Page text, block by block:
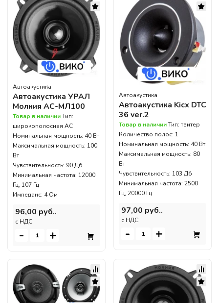
Автоакустика
Автоакустика УРАЛ
Молния АС-МЛ100
Товар в наличииТип:
широкополосная АС
Номинальная мощность: 40 Вт
Максимальная мощность: 100
Вт
Чувствительность: 90 Дб
Минимальная частота: 12000
Гц, 107 Гц
Импеданс: 4 Ом
96,00 руб..
c НДС
- +
Автоакустика
Автоакустика Kicx DTC
36 ver.2
Товар в наличииТип: твитер
Количество полос: 1
Номинальная мощность: 40 Вт
Максимальная мощность: 80
Вт
Чувствительность: 103 Дб
Минимальная частота: 2500
Гц, 20000 Гц
97,00 руб..
c НДС
- +